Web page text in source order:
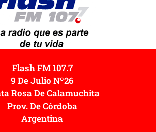
Flash FM 107.7
9 De Julio Nº26
Rosa De Calamuchita
Prov. De Córdoba
Argentina